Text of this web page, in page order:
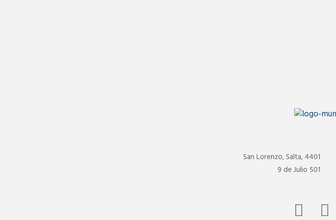
San Lorenzo, Salta, 4401
9 de Julio 501